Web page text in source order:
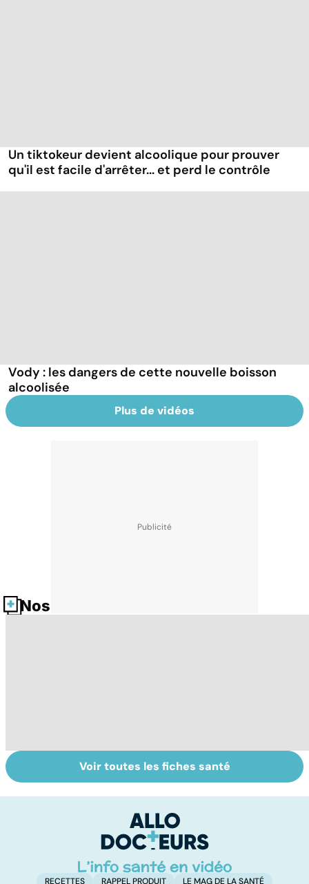
Un tiktokeur devient alcoolique pour prouver
qu'il est facile d'arrêter... et perd le contrôle
Vody : les dangers de cette nouvelle boisson
alcoolisée
Plus de vidéos
Nos fiches santé
La tuberculose
pulmonaire
Tout savoir sur
les infections
Voir toutes les fiches santé
RECETTES RAPPEL PRODUIT LE MAG DE LA SANTÉ